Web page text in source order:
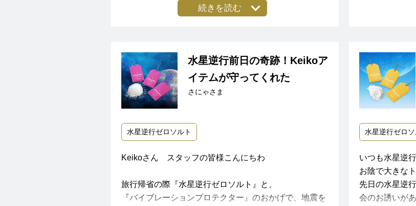
活になくてはならないものになっています。
ら思う日々です。
こういうレビュー的なものは、投稿しない派で、人生初
めてなんですが、
行ゼロソルトに守られすぎている‼︎と思ったからです。
ゼロソルトの購入は、たしか3回目なのですが、これま
たので、今回もお守りに購入して、それぞれ自宅と職場
とバッグに入れています。
続きを読む
っています。
水星逆行前日の奇跡！Keikoア
イテムが守ってくれた
さにゃさま
水星逆行ゼロソルト
Keikoさん スタッフの皆様こんにちわ
旅行帰省の際『水星逆行ゼロソルト』と、
『バイブレーションプロテクター』のおかげで、地震を
水星逆行ゼロソ
いつも水星逆
お陰で大きな
先日の水星逆
会のお誘いが